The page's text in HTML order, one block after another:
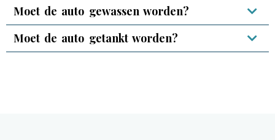
Moet de auto gewassen worden?
Moet de auto getankt worden?